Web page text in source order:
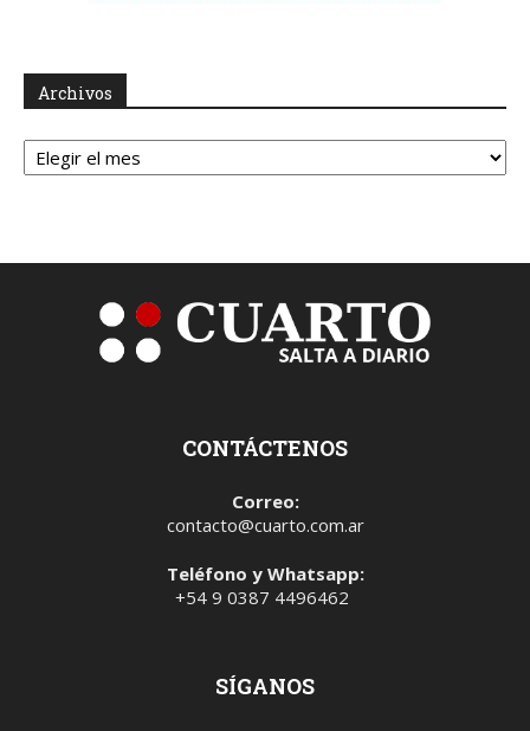
Archivos
Archivos
CONTÁCTENOS
Correo:
contacto@cuarto.com.ar
Teléfono y Whatsapp:
+54 9 0387 4496462
SÍGANOS